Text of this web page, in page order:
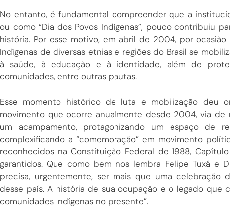
No entanto, é fundamental compreender que a
ou como “Dia dos Povos Indígenas”, pouco contribuiu
história. Por esse motivo, em abril de 2004, por
Indígenas de diversas etnias e regiões do Brasil se
à saúde, à educação e à identidade, além de
comunidades, entre outras pautas.
Esse momento histórico de luta e mobilização deu
movimento que ocorre anualmente desde 2004, via de
um acampamento, protagonizando um espaço de
complexificando a “comemoração” em movimento
reconhecidos na Constituição Federal de 1988,
garantidos. Que como bem nos lembra Felipe Tuxá e
precisa, urgentemente, ser mais que uma celebração
desse país. A história de sua ocupação e o legado que
comunidades indígenas no presente”.